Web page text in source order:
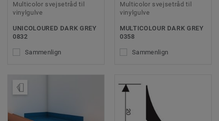
Multicolor svejsetråd til
vinylgulve
UNICOLOURED DARK GREY
0832
Sammenlign
Multicolor svejsetråd til
vinylgulve
MULTICOLOUR DARK GREY
0358
Sammenlign